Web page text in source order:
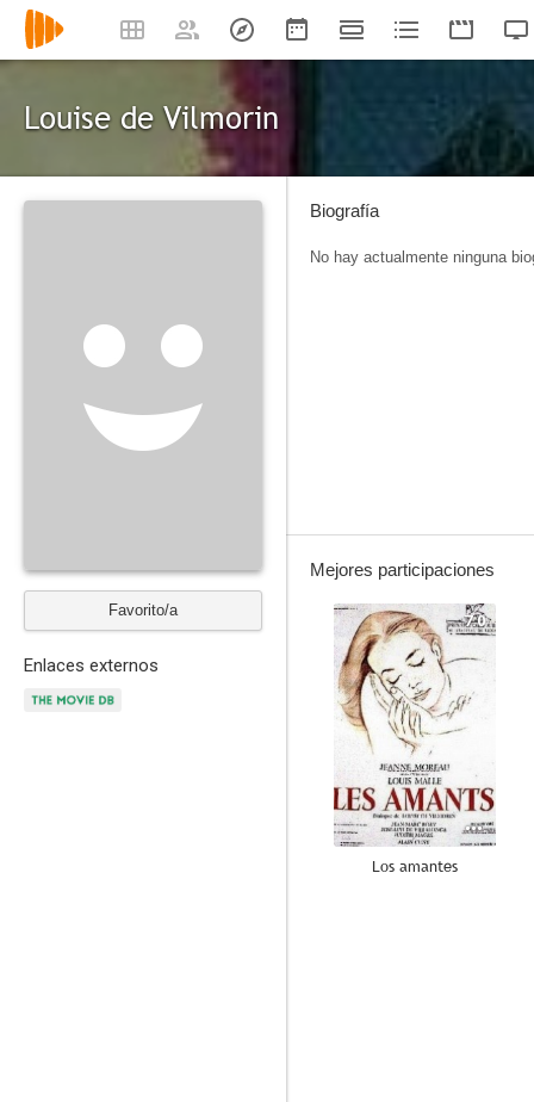
Louise de Vilmorin
Favorito/a
Enlaces externos
Biografía
No hay actualmente ninguna
Mejores participaciones
7.0
Los amantes